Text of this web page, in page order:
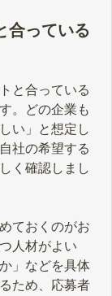
合っている
と合っている
。どの企業も
い」と想定し
社の希望する
く確認しまし
ておくのがお
人材がよい
」などを具体
ため、応募者